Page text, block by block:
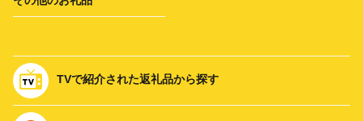
TVで紹介された返礼品から探す